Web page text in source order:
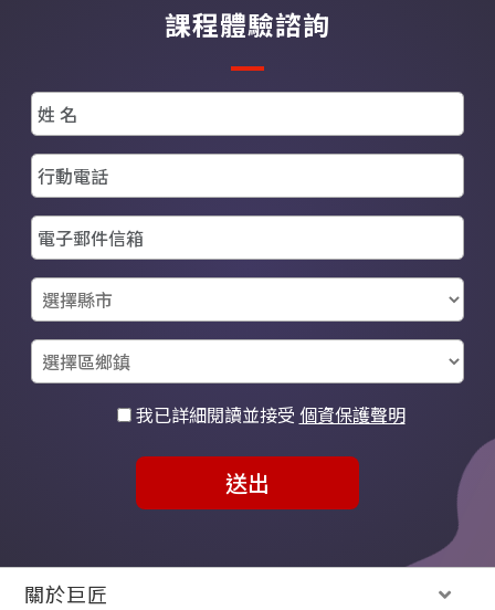
課程體驗諮詢
我已詳細閱讀並接受 個資保護聲明
送出
關於巨匠